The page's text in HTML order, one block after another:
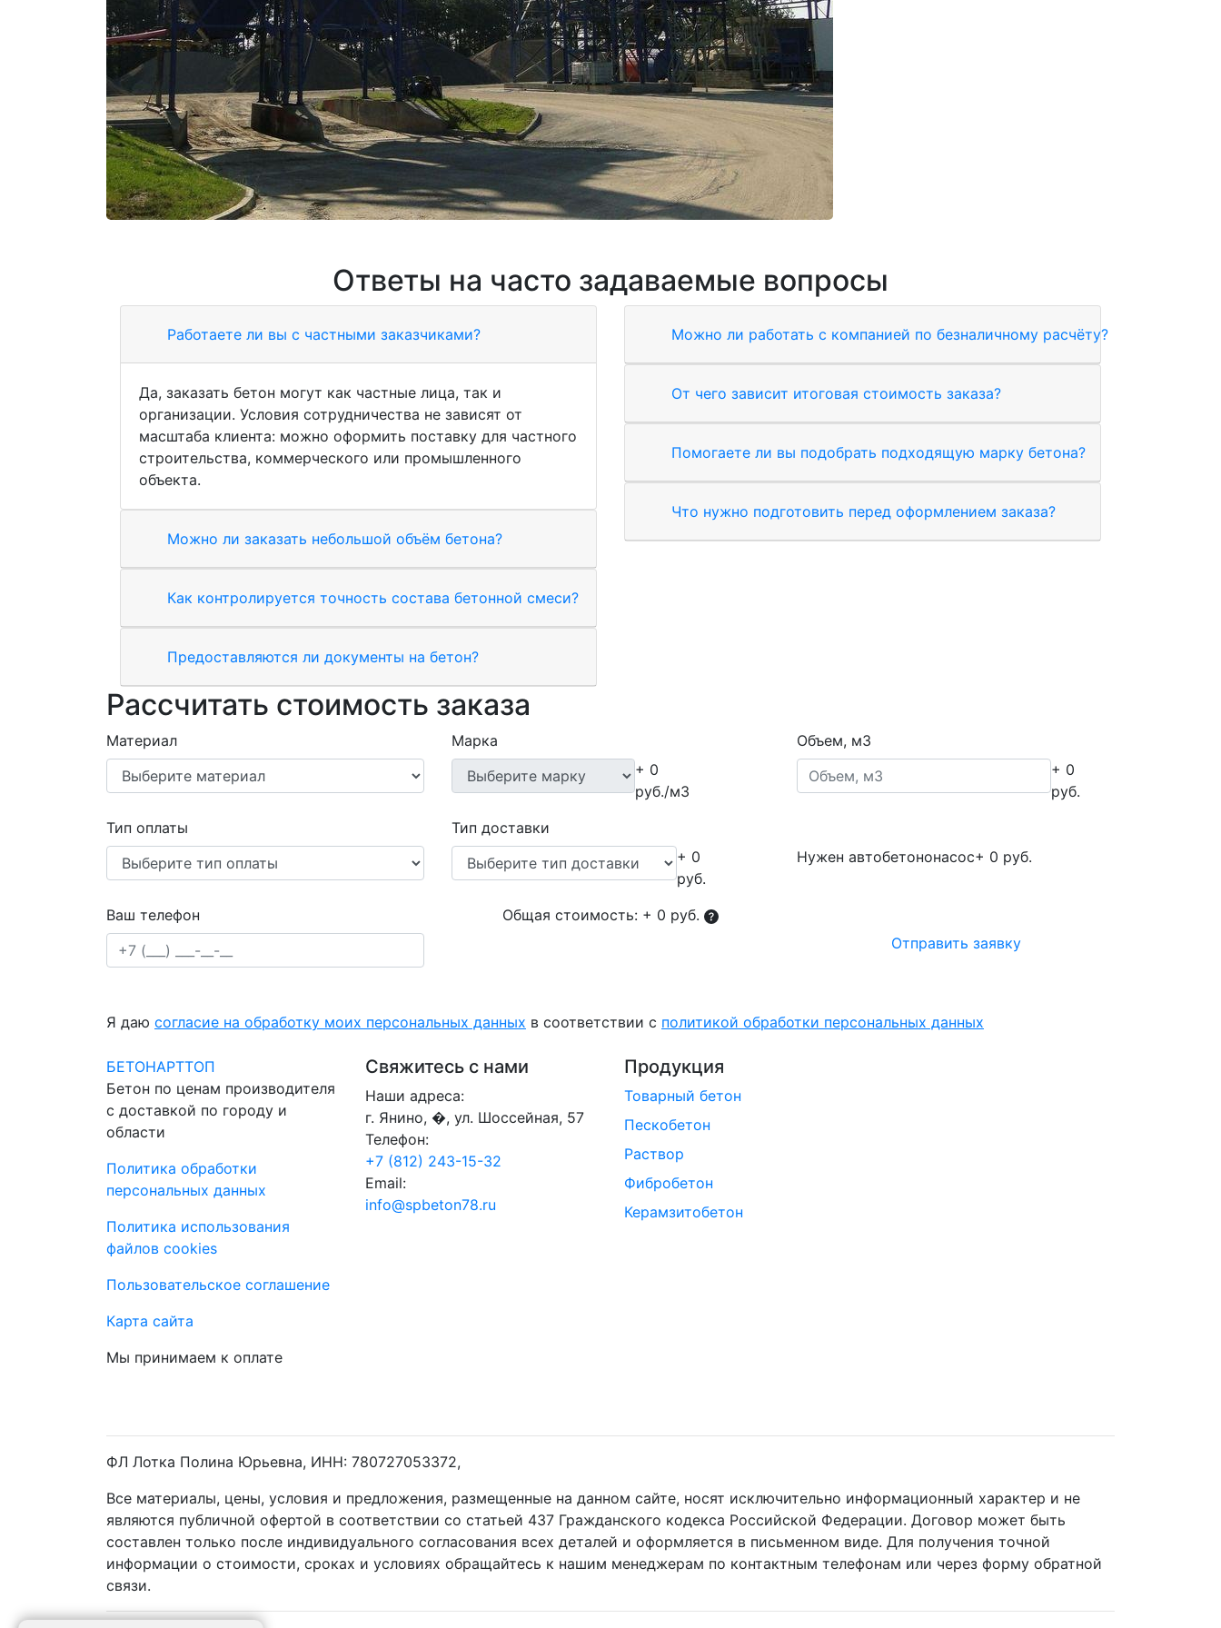
Ответы на часто задаваемые вопросы
Работаете ли вы с частными заказчиками?
Да, заказать бетон могут как частные лица, так и
организации. Условия сотрудничества не зависят от
масштаба клиента: можно оформить поставку для частного
строительства, коммерческого или промышленного
объекта.
Можно ли заказать небольшой объём бетона?
Как контролируется точность состава бетонной смеси?
Предоставляются ли документы на бетон?
Можно ли работать с компанией по безналичному расчёту?
От чего зависит итоговая стоимость заказа?
Помогаете ли вы подобрать подходящую марку бетона?
Что нужно подготовить перед оформлением заказа?
Рассчитать стоимость заказа
Материал
Марка
+ 0
руб./м3
Объем, м3
+ 0
руб.
Тип оплаты
Тип доставки
+ 0
руб.
Нужен автобетононасос+ 0 руб.
Ваш телефон Общая стоимость: + 0 руб.
Отправить заявку
Я даю согласие на обработку моих персональных данных в соответствии с политикой обработки персональных данных
БЕТОНАРТТОП
Бетон по ценам производителя
с доставкой по городу и
области
Политика обработки
персональных данных
Политика использования
файлов cookies
Пользовательское соглашение
Карта сайта
Мы принимаем к оплате
Свяжитесь с нами
Наши адреса:
г. Янино, �, ул. Шоссейная, 57
Телефон:
+7 (812) 243-15-32
Email:
info@spbeton78.ru
Продукция
Товарный бетон
Пескобетон
Раствор
Фибробетон
Керамзитобетон
ФЛ Лотка Полина Юрьевна, ИНН: 780727053372,
Все материалы, цены, условия и предложения, размещенные на данном сайте, носят исключительно информационный характер и не
являются публичной офертой в соответствии со статьей 437 Гражданского кодекса Российской Федерации. Договор может быть
составлен только после индивидуального согласования всех деталей и оформляется в письменном виде. Для получения точной
информации о стоимости, сроках и условиях обращайтесь к нашим менеджерам по контактным телефонам или через форму обратной
связи.